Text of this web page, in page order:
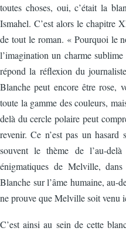
toutes choses, oui, c’était la
Ismahel. C’est alors le chapitre
de tout le roman. « Pourquoi le
l’imagination un charme
répond la réflexion du
Blanche peut encore être rose,
toute la gamme des couleurs,
delà du cercle polaire peut
revenir. Ce n’est pas un
souvent le thème de l’au-
énigmatiques de Melville, dans
Blanche sur l’âme humaine, au-
ne prouve que Melville soit venu
C’est ainsi au sein de cette